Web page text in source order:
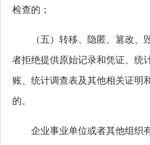
检查的；
（五）转移、隐匿、篡改、
者拒绝提供原始记录和凭证、统
账、统计调查表及其他相关证明
的。
企业事业单位或者其他组织